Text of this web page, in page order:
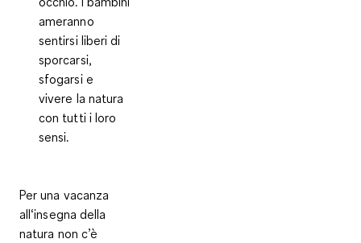
ameranno
sentirsi liberi di
sporcarsi,
sfogarsi e
vivere la natura
con tutti i loro
sensi.
Per una vacanza
all‘insegna della
natura non c’è